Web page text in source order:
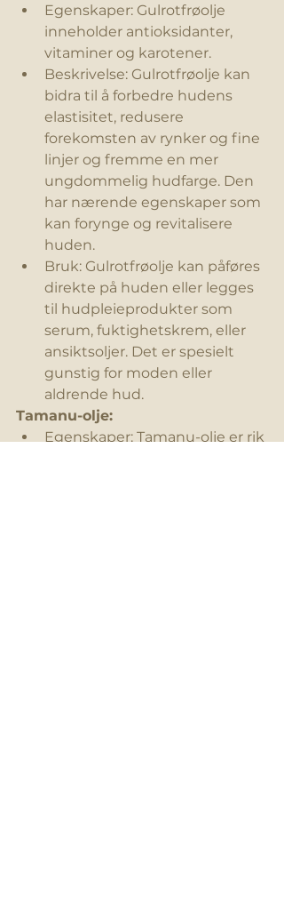
Egenskaper: Gulrotfrøolje
inneholder antioksidanter,
vitaminer og karotener.
Beskrivelse: Gulrotfrøolje kan
bidra til å forbedre hudens
elastisitet, redusere
forekomsten av rynker og fine
linjer og fremme en mer
ungdommelig hudfarge. Den
har nærende egenskaper som
kan forynge og revitalisere
huden.
Bruk: Gulrotfrøolje kan påføres
direkte på huden eller legges
til hudpleieprodukter som
serum, fuktighetskrem, eller
ansiktsoljer. Det er spesielt
gunstig for moden eller
aldrende hud.
Tamanu-olje:
Egenskaper: Tamanu-olje er rik